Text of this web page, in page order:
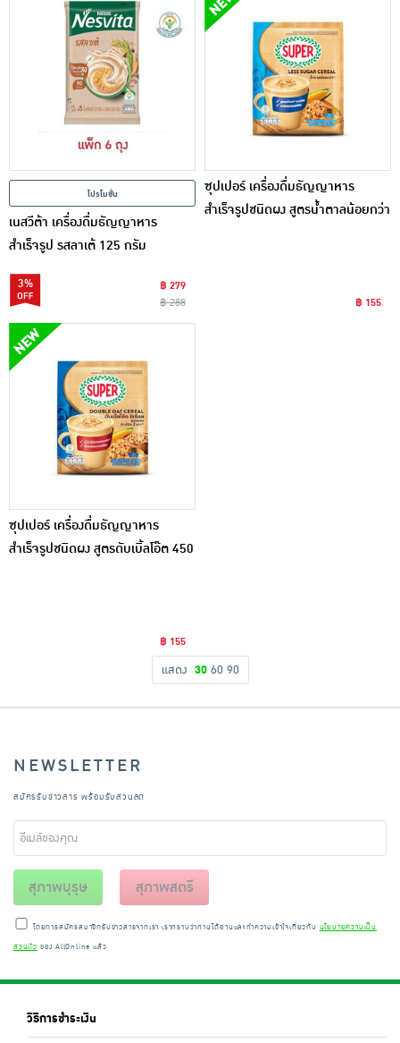
โปรโมชั่น
เนสวีต้า เครื่องดื่มธัญญาหาร
สำเร็จรูป รสลาเต้ 125 กรัม
3%
฿ 279
฿ 288
ซุปเปอร์ เครื่องดื่มธัญญาหาร
สำเร็จรูปชนิดผง สูตรน้ำตาลน้อยกว่า
฿ 155
ซุปเปอร์ เครื่องดื่มธัญญาหาร
สำเร็จรูปชนิดผง สูตรดับเบิ้ลโอ๊ต 450
฿ 155
แสดง 30 60 90
NEWSLETTER
สมัครรับข่าวสาร พร้อมรับส่วนลด
สุภาพบุรุษ สุภาพสตรี
โดยการสมัครสมาชิกรับข่าวสารจากเรา เราทราบว่าท่านได้อ่านและทำความเข้าใจเกี่ยวกับ นโยบายความเป็น
ส่วนตัว ของ AllOnline แล้ว
วิธีการชำระเงิน